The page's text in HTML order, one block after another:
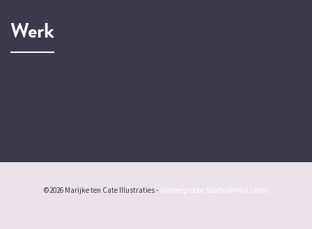
Werk
©2026 Marijke ten Cate Illustraties - Ontwerp door Studio Dirma Janse